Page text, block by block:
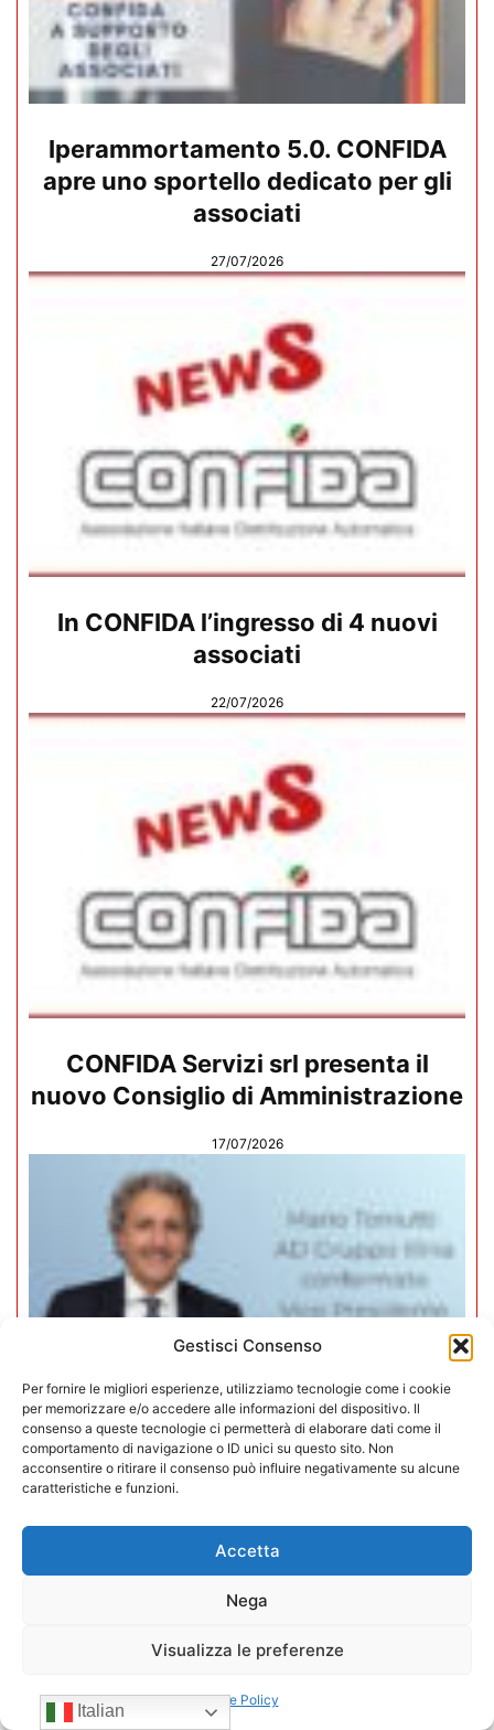
Gestisci Consenso
Per fornire le migliori esperienze, utilizziamo tecnologie come i cookie
per memorizzare e/o accedere alle informazioni del dispositivo. Il
consenso a queste tecnologie ci permetterà di elaborare dati come il
comportamento di navigazione o ID unici su questo sito. Non
acconsentire o ritirare il consenso può influire negativamente su alcune
caratteristiche e funzioni.
Accetta
Nega
Visualizza le preferenze
Cookie Policy
Iperammortamento 5.0. CONFIDA
apre uno sportello dedicato per gli
associati
27/07/2026
In CONFIDA l’ingresso di 4 nuovi
associati
22/07/2026
CONFIDA Servizi srl presenta il
nuovo Consiglio di Amministrazione
17/07/2026
quadriennio 2026-2030
Italian